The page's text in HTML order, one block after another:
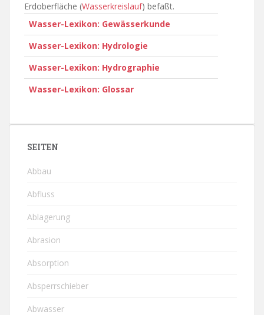
Erdoberfläche (Wasserkreislauf) befaßt.
Wasser-Lexikon: Gewässerkunde
Wasser-Lexikon: Hydrologie
Wasser-Lexikon: Hydrographie
Wasser-Lexikon: Glossar
SEITEN
Abbau
Abfluss
Ablagerung
Abrasion
Absorption
Absperrschieber
Abwasser